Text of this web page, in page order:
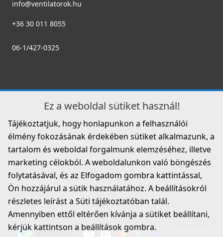
info@ventilatorok.hu
+36 30 011 8055
06-1/427-0325
Ez a weboldal sütiket használ!
Tájékoztatjuk, hogy honlapunkon a felhasználói
élmény fokozásának érdekében sütiket alkalmazunk, a
tartalom és weboldal forgalmunk elemzéséhez, illetve
marketing célokból. A weboldalunkon való böngészés
folytatásával, és az Elfogadom gombra kattintással,
Ön hozzájárul a sütik használatához. A beállításokról
részletes leírást a Süti tájékoztatóban talál.
Amennyiben ettől eltérően kívánja a sütiket beállítani,
kérjük kattintson a beállítások gombra.